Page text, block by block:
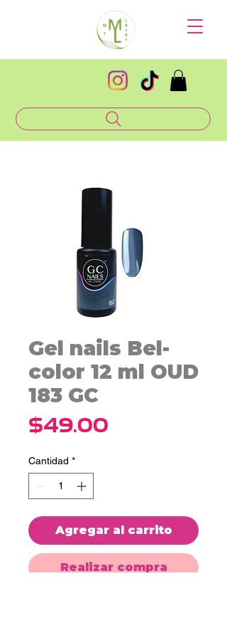
Gel nails Bel-
color 12 ml OUD
183 GC
$49.00
Cantidad *
Agregar al carrito
Realizar compra